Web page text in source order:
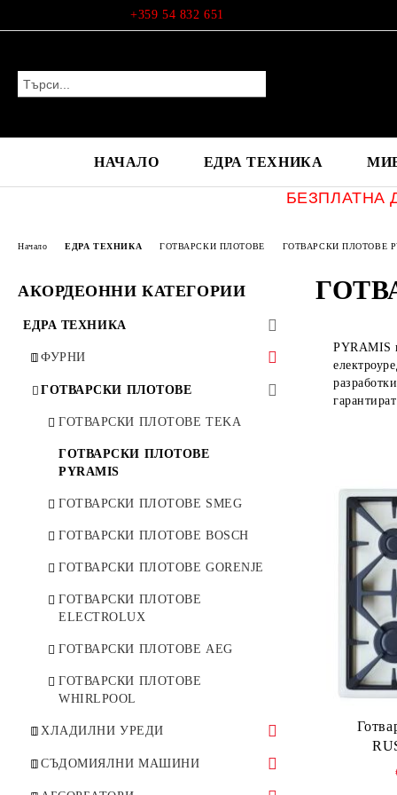
+359 54 832 651
НАЧАЛО ЕДРА ТЕХНИКА
БЕЗПЛАТНА
АКОРДЕОННИ КАТЕГОРИИ
ЕДРА ТЕХНИКА
ФУРНИ
ФУРНИ TEKA
ФУРНИ PYRAMIS
ФУРНИ SMEG
АКСЕСОАРИ ЗА ФУРНА
ГОТВАРСКИ ПЛОТОВЕ
ГОТВАРСКИ ПЛОТОВЕ TEKA
ГОТВАРСКИ ПЛОТОВЕ
PYRAMIS
ГОТВАРСКИ ПЛОТОВЕ SMEG
ГОТВАРСКИ ПЛОТОВЕ BOSCH
ГОТВАРСКИ ПЛОТОВЕ GORENJE
ГОТВАРСКИ ПЛОТОВЕ
ELECTROLUX
ГОТВАРСКИ ПЛОТОВЕ AEG
ГОТВАРСКИ ПЛОТОВЕ
WHIRLPOOL
ХЛАДИЛНИ УРЕДИ
ХЛАДИЛНИЦИ TEKA
СЪДОМИЯЛНИ МАШИНИ
Начало ЕДРА ТЕХНИКА ГОТВАРСКИ ПЛОТОВЕ ГОТВАРСКИ ПЛОТОВЕ
PYRAMIS